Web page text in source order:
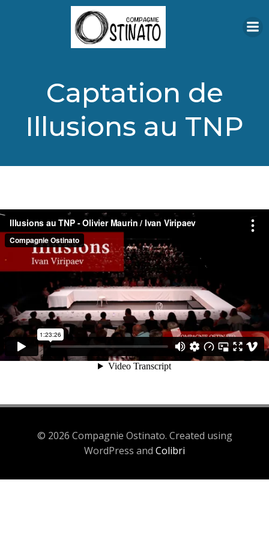
Aller
au
contenu
Captation de
Illusions au TNP
© 2026 Compagnie Ostinato. Created using
WordPress and Colibri